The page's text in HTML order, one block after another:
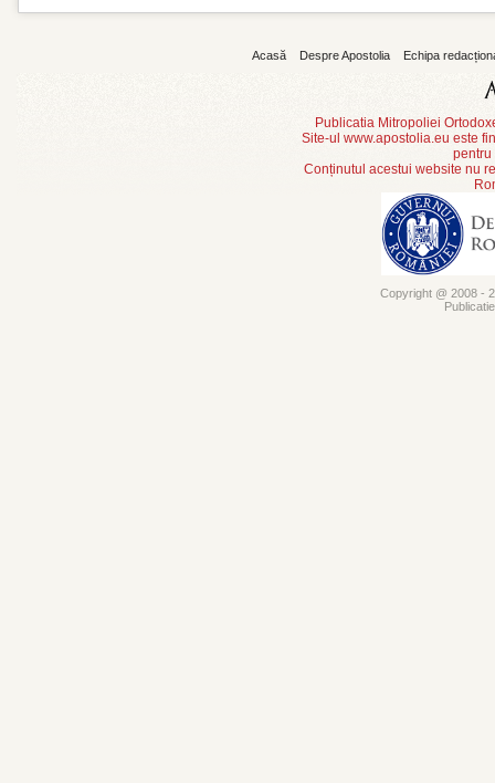
Acasă Despre Apostolia Echipa
Publicatia Mitropoliei
Site-ul www.apostolia.eu este
pentru
Conținutul acestui website nu
Copyright @ 2008 -